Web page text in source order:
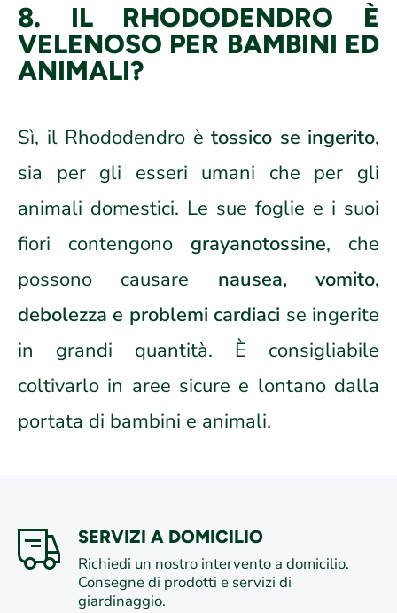
8. IL RHODODENDRO È
VELENOSO PER BAMBINI ED
ANIMALI?
Sì, il Rhododendro è tossico se ingerito,
sia per gli esseri umani che per gli
animali domestici. Le sue foglie e i suoi
fiori contengono grayanotossine, che
possono causare nausea, vomito,
debolezza e problemi cardiaci se ingerite
in grandi quantità. È consigliabile
coltivarlo in aree sicure e lontano dalla
portata di bambini e animali.
SERVIZI A DOMICILIO
Richiedi un nostro intervento a domicilio.
Consegne di prodotti e servizi di
giardinaggio.